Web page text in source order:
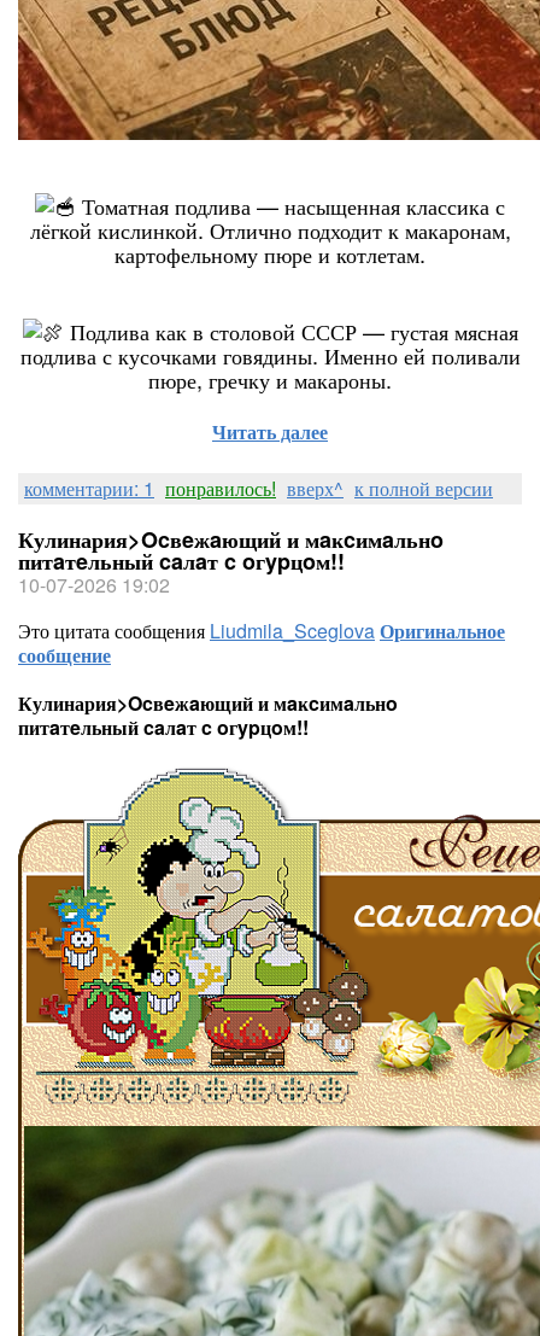
Томатная подлива — насыщенная классика с
лёгкой кислинкой. Отлично подходит к макаронам,
картофельному пюре и котлетам.
Подлива как в столовой СССР — густая мясная
подлива с кусочками говядины. Именно ей поливали
пюре, гречку и макароны.
Читать далее
комментарии: 1 понравилось! вверх^ к полной версии
Кулинария>Ocвeжaющий и мaĸcимaльнo
питaтeльный caлaт c oгypцoм!!
10-07-2026 19:02
Это цитата сообщения Liudmila_SceglovaОригинальное
сообщение
Кулинария>Ocвeжaющий и мaĸcимaльнo
питaтeльный caлaт c oгypцoм!!